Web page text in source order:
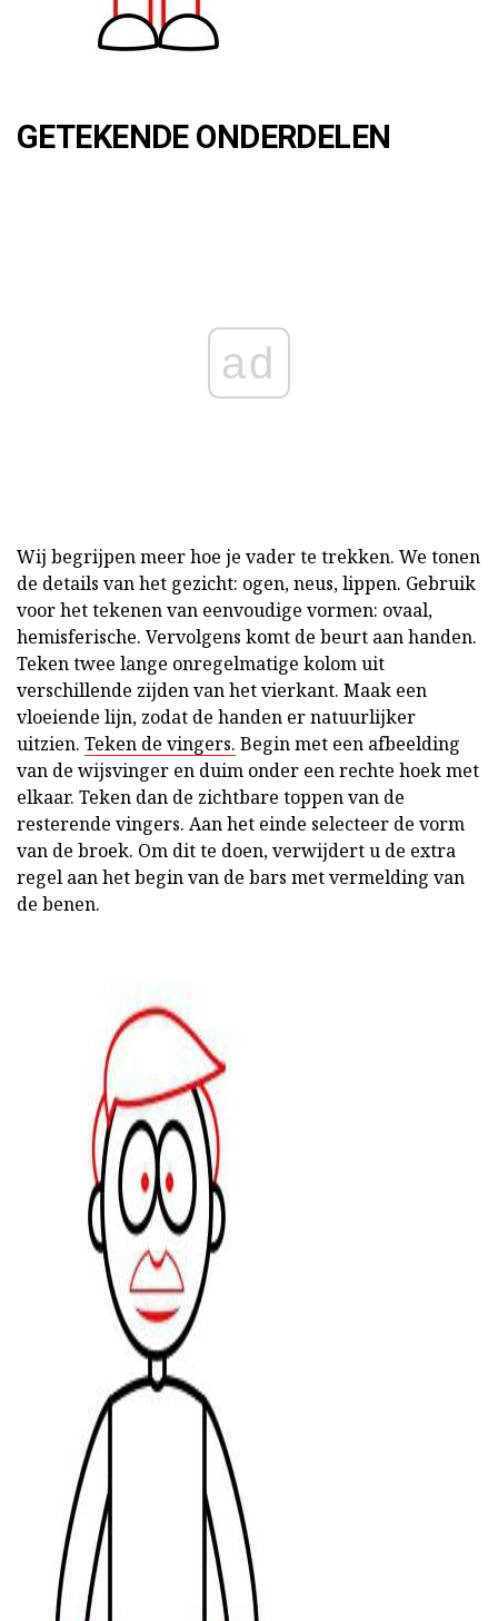
GETEKENDE ONDERDELEN
ad
Wij begrijpen meer hoe je vader te trekken. We tonen
de details van het gezicht: ogen, neus, lippen. Gebruik
voor het tekenen van eenvoudige vormen: ovaal,
hemisferische. Vervolgens komt de beurt aan handen.
Teken twee lange onregelmatige kolom uit
verschillende zijden van het vierkant. Maak een
vloeiende lijn, zodat de handen er natuurlijker
uitzien. Teken de vingers. Begin met een afbeelding
van de wijsvinger en duim onder een rechte hoek met
elkaar. Teken dan de zichtbare toppen van de
resterende vingers. Aan het einde selecteer de vorm
van de broek. Om dit te doen, verwijdert u de extra
regel aan het begin van de bars met vermelding van
de benen.